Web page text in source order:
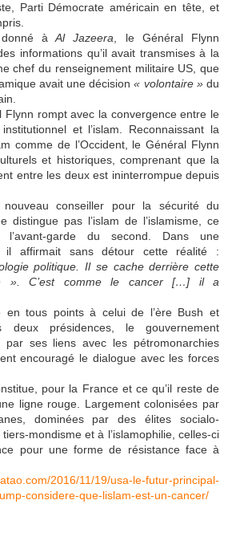
Parti Démocrate américain en tête, et
à Al Jazeera , le Général Flynn
informations qu’il avait transmises à la
chef du renseignement militaire US, que
avait une décision« volontaire »du
Flynn rompt avec la convergence entre le
et l’islam. Reconnaissant la
comme de l’Occident, le Général Flynn
et historiques, comprenant que la
entre les deux est ininterrompue depuis
conseiller pour la sécurité du
distingue pas l’islam de l’islamisme, ce
l’avant-garde du second. Dans une
il affirmait sans détour cette réalité :
politique. Il se cache derrière cette
». C’est comme le cancer […] il a
en tous points à celui de l’ère Bush et
deux présidences, le gouvernement
par ses liens avec les pétromonarchies
encouragé le dialogue avec les forces
pour la France et ce qu’il reste de
ligne rouge. Largement colonisées par
dominées par des élites socialo-
mondisme et à l’islamophilie, celles-ci
pour une forme de résistance face à
2016/11/19/usa-le-futur-principal-
considere-que-lislam-est-un-cancer/